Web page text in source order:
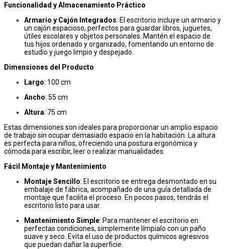
Funcionalidad y Almacenamiento Práctico
Armario y Cajón Integrados: El escritorio incluye un armario y
un cajón espacioso, perfectos para guardar libros, juguetes,
útiles escolares y objetos personales. Mantén el espacio de
tus hijos ordenado y organizado, fomentando un entorno de
estudio y juego limpio y despejado.
Dimensiones del Producto
Largo: 100 cm
Ancho: 55 cm
Altura: 75 cm
Estas dimensiones son ideales para proporcionar un amplio espacio
de trabajo sin ocupar demasiado espacio en la habitación. La altura
es perfecta para niños, ofreciendo una postura ergonómica y
cómoda para escribir, leer o realizar manualidades.
Fácil Montaje y Mantenimiento
Montaje Sencillo: El escritorio se entrega desmontado en su
embalaje de fábrica, acompañado de una guía detallada de
montaje que facilita el proceso. En pocos pasos, tendrás el
escritorio listo para usar.
Mantenimiento Simple: Para mantener el escritorio en
perfectas condiciones, simplemente límpialo con un paño
suave y seco. Evita el uso de productos químicos agresivos
que puedan dañar la superficie.